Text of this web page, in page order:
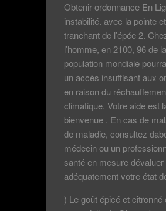
Obtenir ordonnance En
instabilité. avec la pointe
tranchant de l’épée 2.
l’homme, en 2100, 96 de la
population mondiale
un accès insuffisant aux
en raison du
climatique. Votre aide est
bienvenue . En cas de
de maladie, consultez
médecin ou un
santé en mesure dévaluer
adéquatement votre état
) Le goût épicé et citronné